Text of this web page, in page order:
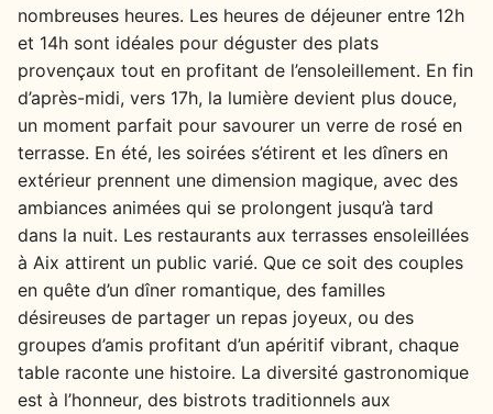
nombreuses heures. Les heures de déjeuner entre 12h
et 14h sont idéales pour déguster des plats
provençaux tout en profitant de l’ensoleillement. En fin
d’après-midi, vers 17h, la lumière devient plus douce,
un moment parfait pour savourer un verre de rosé en
terrasse. En été, les soirées s’étirent et les dîners en
extérieur prennent une dimension magique, avec des
ambiances animées qui se prolongent jusqu’à tard
dans la nuit. Les restaurants aux terrasses ensoleillées
à Aix attirent un public varié. Que ce soit des couples
en quête d’un dîner romantique, des familles
désireuses de partager un repas joyeux, ou des
groupes d’amis profitant d’un apéritif vibrant, chaque
table raconte une histoire. La diversité gastronomique
est à l’honneur, des bistrots traditionnels aux